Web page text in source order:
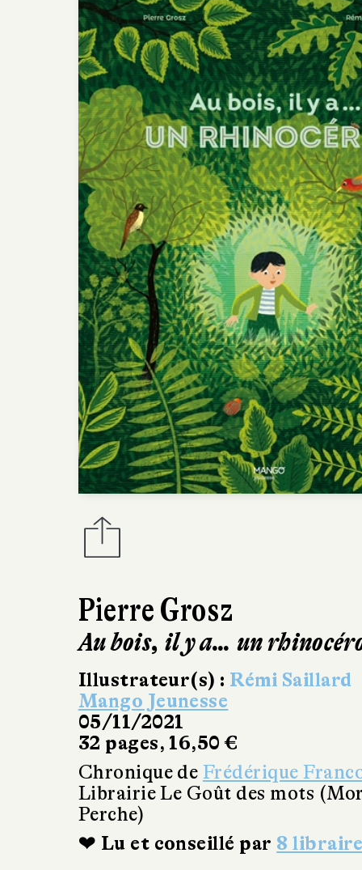
Pierre Grosz
Au bois, il y a… un
Illustrateur(s) : Rémi Saillard
Mango Jeunesse
05/11/2021
32 pages, 16,50 €
Chronique de Frédérique
Librairie Le Goût des mots
Perche)
❤ Lu et conseillé par 8